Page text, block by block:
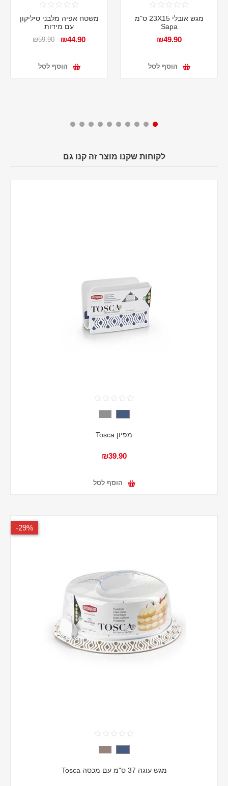
מגש אובלי 23X15 ס"מ
Sapa
₪49.90
הוסף לסל
משטח אפיה מלבני סיליקון
עם מידות
₪44.90
₪59.90
הוסף לסל
לקוחות שקנו מוצר זה קנו גם
מפיון Tosca
₪39.90
הוסף לסל
29%-
מגש עוגה 37 ס"מ עם מכסה Tosca